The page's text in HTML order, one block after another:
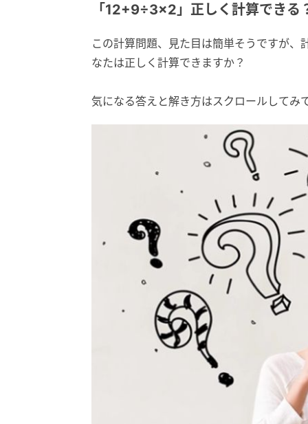
「12+9÷3×2」正しく計算できる
この計算問題、見た目は簡単そうですが、
なたは正しく計算できますか？
気になる答えと解き方はスクロールしてみ